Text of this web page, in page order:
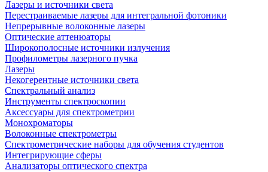
Лазеры и источники света
Перестраиваемые лазеры для интегральной фотоники
Непрерывные волоконные лазеры
Оптические аттенюаторы
Широкополосные источники излучения
Профилометры лазерного пучка
Лазеры
Некогерентные источники света
Спектральный анализ
Инструменты спектроскопии
Аксессуары для спектрометрии
Монохроматоры
Волоконные спектрометры
Спектрометрические наборы для обучения студентов
Интегрирующие сферы
Анализаторы оптического спектра